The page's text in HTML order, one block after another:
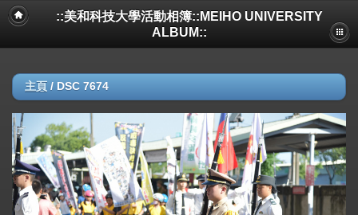
::美和科技大學活動相簿::MEIHO UNIVERSITY
ALBUM::
主頁 / DSC 7674